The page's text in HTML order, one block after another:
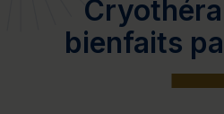
bienfaits